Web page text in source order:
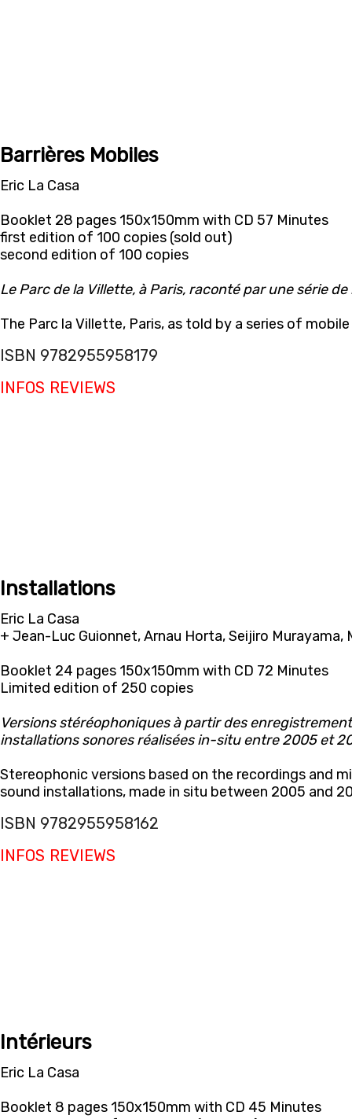
Barrières Mobiles
Eric La Casa
Booklet 28 pages 150x150mm with CD 57 Minutes
first edition of 100 copies (sold out)
second edition of 100 copies
Le Parc de la Villette, à Paris, raconté par une série
The Parc la Villette, Paris, as told by a series of
ISBN 9782955958179
INFOS REVIEWS
Installations
Eric La Casa
+ Jean-Luc Guionnet, Arnau Horta, Seijiro
Booklet 24 pages 150x150mm with CD 72 Minutes
Limited edition of 250 copies
Versions stéréophoniques à partir des
installations sonores réalisées in-situ entre 2005 et
Stereophonic versions based on the recordings and
sound installations, made in situ between 2005 and
ISBN 9782955958162
INFOS REVIEWS
Intérieurs
Eric La Casa
Booklet 8 pages 150x150mm with CD 45 Minutes